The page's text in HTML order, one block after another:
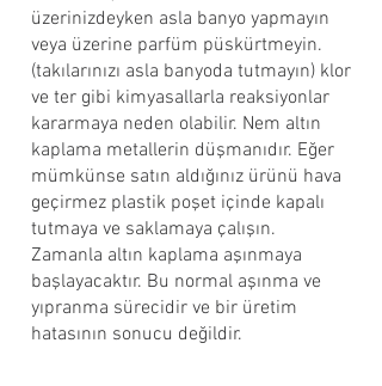
üzerinizdeyken asla banyo yapmayın
veya üzerine parfüm püskürtmeyin.
(takılarınızı asla banyoda tutmayın) klor
ve ter gibi kimyasallarla reaksiyonlar
kararmaya neden olabilir. Nem altın
kaplama metallerin düşmanıdır. Eğer
mümkünse satın aldığınız ürünü hava
geçirmez plastik poşet içinde kapalı
tutmaya ve saklamaya çalışın.
Zamanla altın kaplama aşınmaya
başlayacaktır. Bu normal aşınma ve
yıpranma sürecidir ve bir üretim
hatasının sonucu değildir.